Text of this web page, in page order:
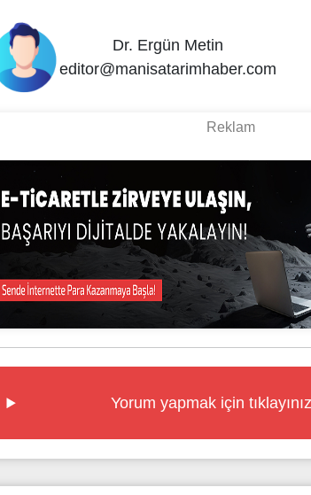
Dr. Ergün Metin
editor@manisatarimhaber.com
Yorum yapmak için tıklayınız